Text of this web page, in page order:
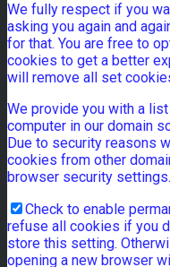
We fully respect if you
asking you again and
for that. You are free to
cookies to get a better
will remove all set
We provide you with a
computer in our domain
Due to security reasons
cookies from other
browser security settings.
Check to enable
refuse all cookies if you
store this setting.
opening a new browser